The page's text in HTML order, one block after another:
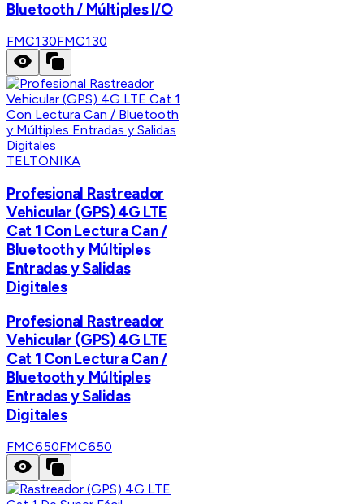
Bluetooth / Múltiples I/O
FMC130FMC130
TELTONIKA
Profesional Rastreador
Vehicular (GPS) 4G LTE
Cat 1 Con Lectura Can /
Bluetooth y Múltiples
Entradas y Salidas
Digitales
Profesional Rastreador
Vehicular (GPS) 4G LTE
Cat 1 Con Lectura Can /
Bluetooth y Múltiples
Entradas y Salidas
Digitales
FMC650FMC650